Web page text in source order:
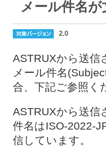
メール件名が
2.0
ASTRUXから送信
メール件名
合、下記ご参照く
ASTRUXから送信
件名はISO-2022-
信しています。